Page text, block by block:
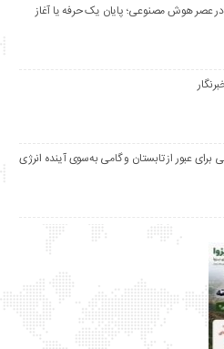
در عصر هوش مصنوعی؛ پایان یک حرفه یا آغاز
برای عبور از تابستان و گامی به‌سوی آینده انرژی